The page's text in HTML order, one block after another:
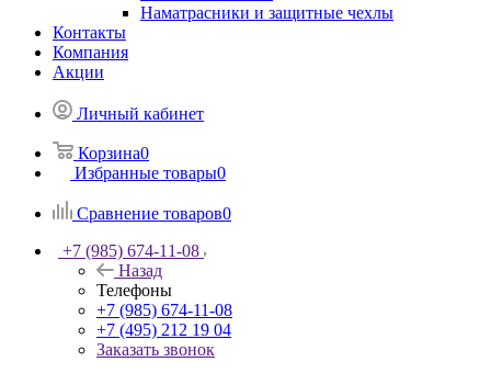
Наматрасники и защитные чехлы
Контакты
Компания
Акции
Личный кабинет
Корзина0
Избранные товары0
Сравнение товаров0
+7 (985) 674-11-08
Назад
Телефоны
+7 (985) 674-11-08
+7 (495) 212 19 04
Заказать звонок